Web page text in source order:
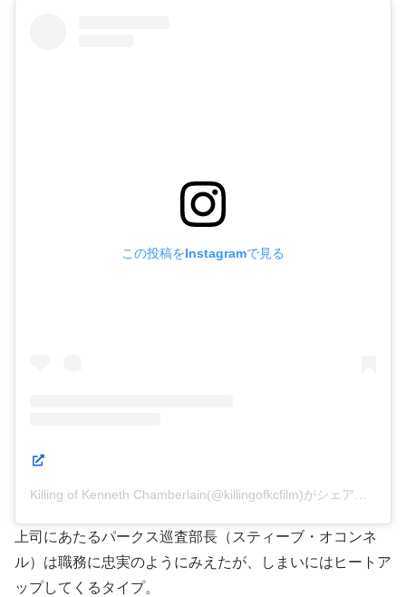
この投稿をInstagramで見る
上司にあたるパークス巡査部長（スティーブ・オコンネ
ル）は職務に忠実のようにみえたが、しまいにはヒートア
ップしてくるタイプ。